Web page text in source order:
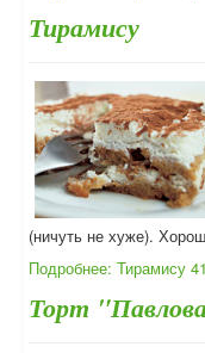
Тирамису
(ничуть не хуже).
Подробнее: Тирамису
Торт